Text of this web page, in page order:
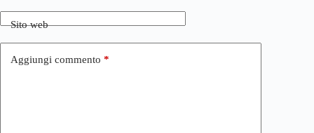
Sito web
Aggiungi commento *